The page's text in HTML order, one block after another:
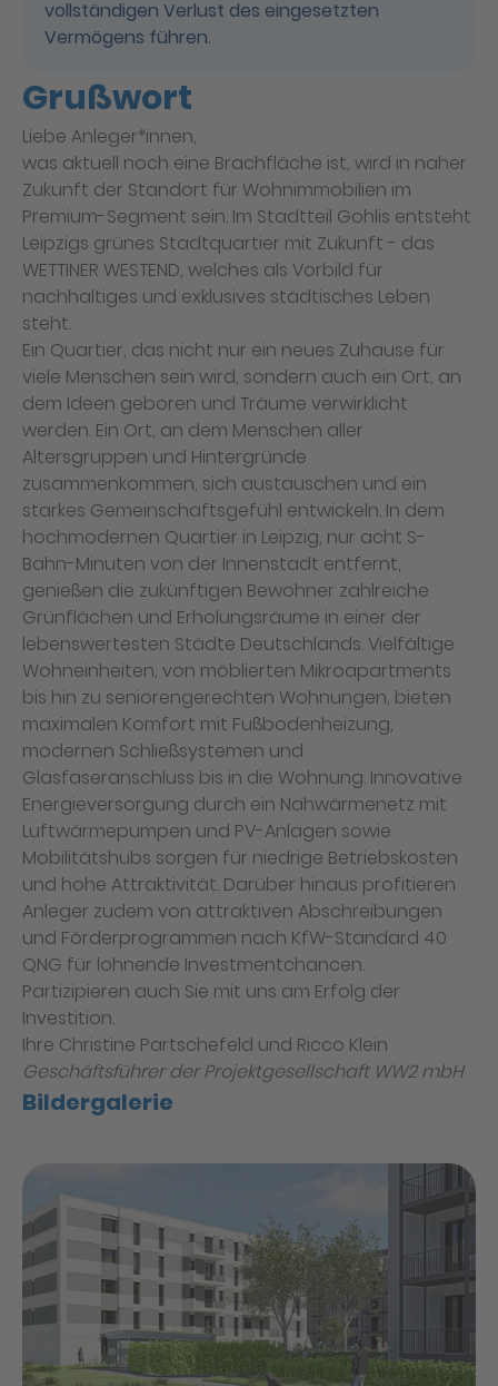
vollständigen Verlust des eingesetzten
Vermögens führen.
Grußwort
Liebe Anleger*innen,
was aktuell noch eine Brachfläche ist, wird in naher
Zukunft der Standort für Wohnimmobilien im
Premium-Segment sein. Im Stadtteil Gohlis entsteht
Leipzigs grünes Stadtquartier mit Zukunft - das
WETTINER WESTEND, welches als Vorbild für
nachhaltiges und exklusives städtisches Leben
steht.
Ein Quartier, das nicht nur ein neues Zuhause für
viele Menschen sein wird, sondern auch ein Ort, an
dem Ideen geboren und Träume verwirklicht
werden. Ein Ort, an dem Menschen aller
Altersgruppen und Hintergründe
zusammenkommen, sich austauschen und ein
starkes Gemeinschaftsgefühl entwickeln. In dem
hochmodernen Quartier in Leipzig, nur acht S-
Bahn-Minuten von der Innenstadt entfernt,
genießen die zukünftigen Bewohner zahlreiche
Grünflächen und Erholungsräume in einer der
lebenswertesten Städte Deutschlands. Vielfältige
Wohneinheiten, von möblierten Mikroapartments
bis hin zu seniorengerechten Wohnungen, bieten
maximalen Komfort mit Fußbodenheizung,
modernen Schließsystemen und
Glasfaseranschluss bis in die Wohnung. Innovative
Energieversorgung durch ein Nahwärmenetz mit
Luftwärmepumpen und PV-Anlagen sowie
Mobilitätshubs sorgen für niedrige Betriebskosten
und hohe Attraktivität. Darüber hinaus profitieren
Anleger zudem von attraktiven Abschreibungen
und Förderprogrammen nach KfW-Standard 40
QNG für lohnende Investmentchancen.
Partizipieren auch Sie mit uns am Erfolg der
Investition.
Ihre Christine Partschefeld und Ricco Klein
Geschäftsführer der Projektgesellschaft WW2 mbH
Bildergalerie